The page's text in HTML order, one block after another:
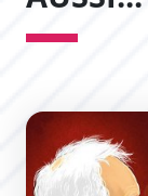
L’Expérience